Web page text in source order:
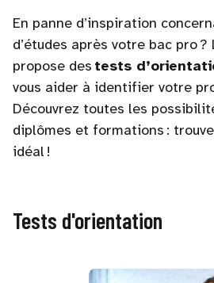
En panne d’inspiration
d’études après votre bac pro ?
propose des tests
vous aider à identifier votre
Découvrez toutes les
diplômes et formations :
idéal !
Tests d'orientation